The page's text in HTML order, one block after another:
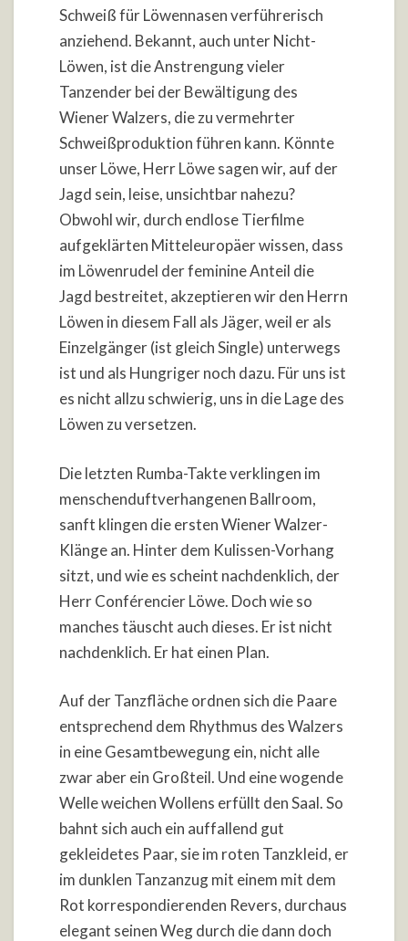
Schweiß für Löwennasen verführerisch
anziehend. Bekannt, auch unter Nicht-
Löwen, ist die Anstrengung vieler
Tanzender bei der Bewältigung des
Wiener Walzers, die zu vermehrter
Schweißproduktion führen kann. Könnte
unser Löwe, Herr Löwe sagen wir, auf der
Jagd sein, leise, unsichtbar nahezu?
Obwohl wir, durch endlose Tierfilme
aufgeklärten Mitteleuropäer wissen, dass
im Löwenrudel der feminine Anteil die
Jagd bestreitet, akzeptieren wir den Herrn
Löwen in diesem Fall als Jäger, weil er als
Einzelgänger (ist gleich Single) unterwegs
ist und als Hungriger noch dazu. Für uns ist
es nicht allzu schwierig, uns in die Lage des
Löwen zu versetzen.
Die letzten Rumba-Takte verklingen im
menschenduftverhangenen Ballroom,
sanft klingen die ersten Wiener Walzer-
Klänge an. Hinter dem Kulissen-Vorhang
sitzt, und wie es scheint nachdenklich, der
Herr Conférencier Löwe. Doch wie so
manches täuscht auch dieses. Er ist nicht
nachdenklich. Er hat einen Plan.
Auf der Tanzfläche ordnen sich die Paare
entsprechend dem Rhythmus des Walzers
in eine Gesamtbewegung ein, nicht alle
zwar aber ein Großteil. Und eine wogende
Welle weichen Wollens erfüllt den Saal. So
bahnt sich auch ein auffallend gut
gekleidetes Paar, sie im roten Tanzkleid, er
im dunklen Tanzanzug mit einem mit dem
Rot korrespondierenden Revers, durchaus
elegant seinen Weg durch die dann doch